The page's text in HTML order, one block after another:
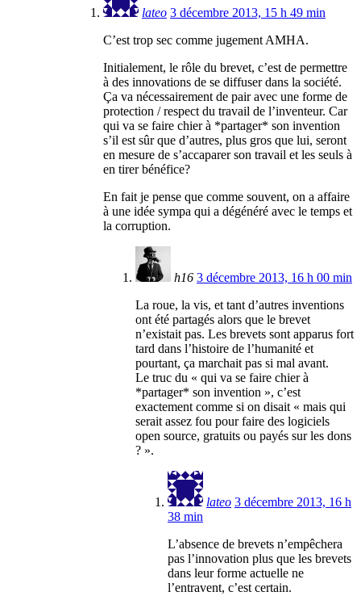
lateo 3 décembre 2013, 15 h 49 min
C’est trop sec comme jugement AMHA.
Initialement, le rôle du brevet, c’est de permettre
à des innovations de se diffuser dans la société.
Ça va nécessairement de pair avec une forme de
protection / respect du travail de l’inventeur. Car
qui va se faire chier à *partager* son invention
s’il est sûr que d’autres, plus gros que lui, seront
en mesure de s’accaparer son travail et les seuls à
en tirer bénéfice?
En fait je pense que comme souvent, on a affaire
à une idée sympa qui a dégénéré avec le temps et
la corruption.
h16 3 décembre 2013, 16 h 00 min
La roue, la vis, et tant d’autres inventions
ont été partagés alors que le brevet
n’existait pas. Les brevets sont apparus fort
tard dans l’histoire de l’humanité et
pourtant, ça marchait pas si mal avant.
Le truc du « qui va se faire chier à
*partager* son invention », c’est
exactement comme si on disait « mais qui
serait assez fou pour faire des logiciels
open source, gratuits ou payés sur les dons
? ».
lateo 3 décembre 2013, 16 h
38 min
L’absence de brevets n’empêchera
pas l’innovation plus que les brevets
dans leur forme actuelle ne
l’entravent, c’est certain.